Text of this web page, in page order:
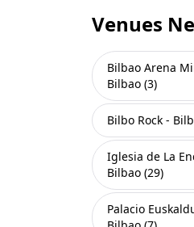
Venues
Bilbao Arena
Bilbao (3)
Bilbo Rock -
Iglesia de La
Bilbao (29)
Palacio